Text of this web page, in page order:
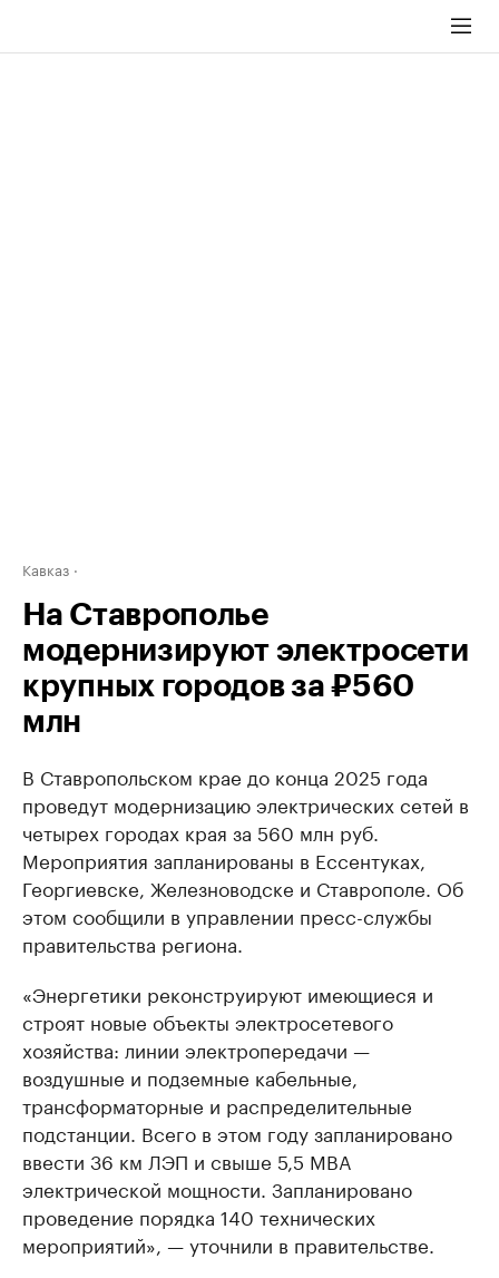
Кавказ
На Ставрополье
модернизируют электросети
крупных городов за ₽560
млн
В Ставропольском крае до конца 2025 года
проведут модернизацию электрических сетей в
четырех городах края за 560 млн руб.
Мероприятия запланированы в Ессентуках,
Георгиевске, Железноводске и Ставрополе. Об
этом сообщили в управлении пресс-службы
правительства региона.
«Энергетики реконструируют имеющиеся и
строят новые объекты электросетевого
хозяйства: линии электропередачи —
воздушные и подземные кабельные,
трансформаторные и распределительные
подстанции. Всего в этом году запланировано
ввести 36 км ЛЭП и свыше 5,5 МВА
электрической мощности. Запланировано
проведение порядка 140 технических
мероприятий», — уточнили в правительстве.